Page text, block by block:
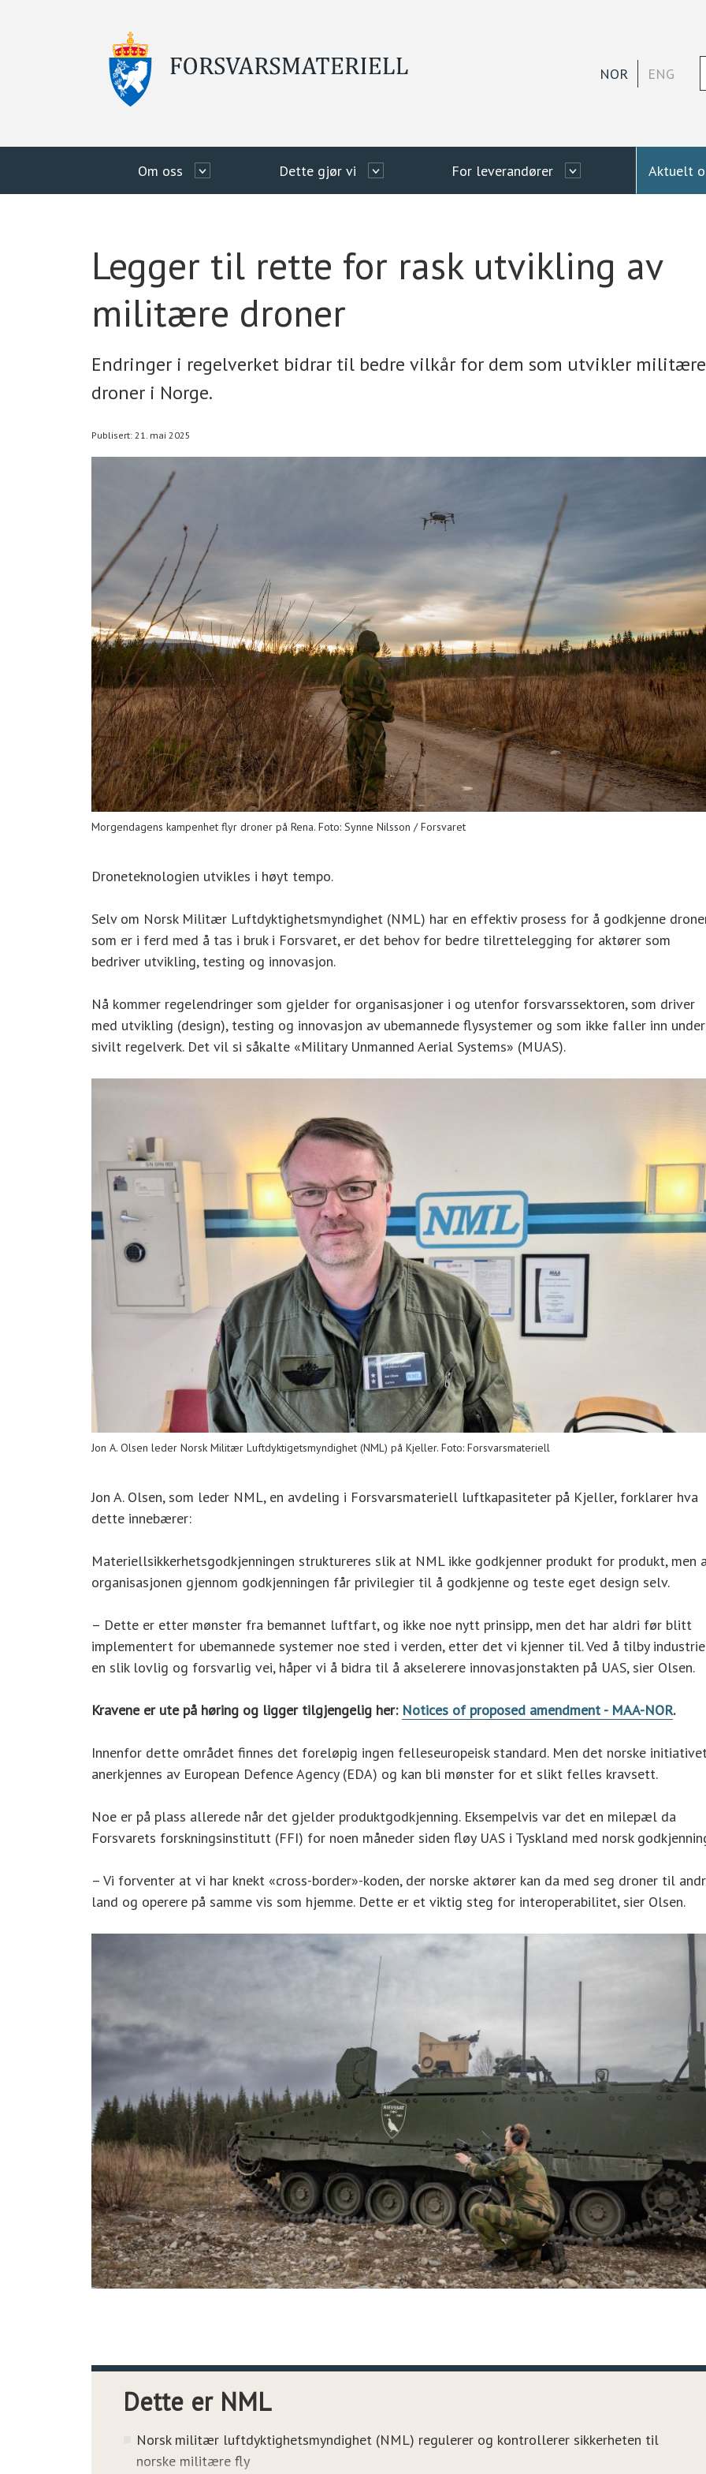
NOR ENG
Om oss Dette gjør vi For leverandører Aktuelt
Legger til rette for rask utvikling av
militære droner
Endringer i regelverket bidrar til bedre vilkår for dem som utvikler militære
droner i Norge.
Publisert: 21. mai 2025
Morgendagens kampenhet flyr droner på Rena. Foto: Synne Nilsson / Forsvaret
Droneteknologien utvikles i høyt tempo.
Selv om Norsk Militær Luftdyktighetsmyndighet (NML) har en effektiv prosess for å godkjenne
som er i ferd med å tas i bruk i Forsvaret, er det behov for bedre tilrettelegging for aktører som
bedriver utvikling, testing og innovasjon.
Nå kommer regelendringer som gjelder for organisasjoner i og utenfor forsvarssektoren, som driver
med utvikling (design), testing og innovasjon av ubemannede flysystemer og som ikke faller inn under
sivilt regelverk. Det vil si såkalte «Military Unmanned Aerial Systems» (MUAS).
Jon A. Olsen leder Norsk Militær Luftdyktigetsmyndighet (NML) på Kjeller. Foto: Forsvarsmateriell
Jon A. Olsen, som leder NML, en avdeling i Forsvarsmateriell luftkapasiteter på Kjeller, forklarer hva
dette innebærer:
Materiellsikkerhetsgodkjenningen struktureres slik at NML ikke godkjenner produkt for produkt, men
organisasjonen gjennom godkjenningen får privilegier til å godkjenne og teste eget design selv.
– Dette er etter mønster fra bemannet luftfart, og ikke noe nytt prinsipp, men det har aldri før blitt
implementert for ubemannede systemer noe sted i verden, etter det vi kjenner til. Ved å tilby
en slik lovlig og forsvarlig vei, håper vi å bidra til å akselerere innovasjonstakten på UAS, sier Olsen.
Kravene er ute på høring og ligger tilgjengelig her: Notices of proposed amendment - MAA-NOR.
Innenfor dette området finnes det foreløpig ingen felleseuropeisk standard. Men det norske
anerkjennes av European Defence Agency (EDA) og kan bli mønster for et slikt felles kravsett.
Noe er på plass allerede når det gjelder produktgodkjenning. Eksempelvis var det en milepæl da
Forsvarets forskningsinstitutt (FFI) for noen måneder siden fløy UAS i Tyskland med norsk
– Vi forventer at vi har knekt «cross-border»-koden, der norske aktører kan da med seg droner til
land og operere på samme vis som hjemme. Dette er et viktig steg for interoperabilitet, sier Olsen.
Dette er NML
Norsk militær luftdyktighetsmyndighet (NML) regulerer og kontrollerer sikkerheten til
norske militære fly